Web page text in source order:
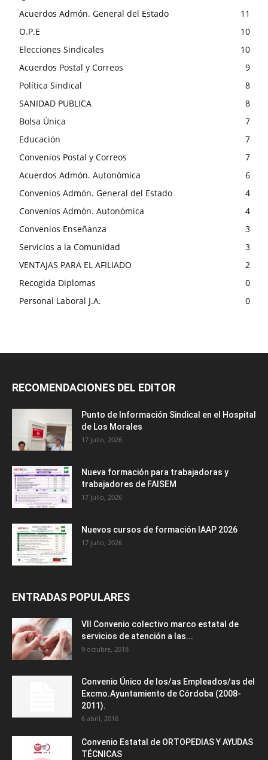
Acuerdos Admón. General del Estado
11
O.P.E
10
Elecciones Sindicales
10
Acuerdos Postal y Correos
9
Política Sindical
8
SANIDAD PUBLICA
8
Bolsa Única
7
Educación
7
Convenios Postal y Correos
7
Acuerdos Admón. Autonómica
6
Convenios Admón. General del Estado
4
Convenios Admón. Autonómica
4
Convenios Enseñanza
3
Servicios a la Comunidad
3
VENTAJAS PARA EL AFILIADO
2
Recogida Diplomas
0
Personal Laboral J.A.
0
RECOMENDACIONES DEL EDITOR
Punto de Información Sindical en el Hospital
de Los Morales
17 julio, 2026
Nueva formación para trabajadoras y
trabajadores de FAISEM
17 julio, 2026
Nuevos cursos de formación IAAP 2026
17 julio, 2026
ENTRADAS POPULARES
VII Convenio colectivo marco estatal de
servicios de atención a las...
9 octubre, 2018
Convenio Único de los/as Empleados/as del
Excmo.Ayuntamiento de Córdoba (2008-
2011).
6 abril, 2016
Convenio Estatal de ORTOPEDIAS Y AYUDAS
TÉCNICAS